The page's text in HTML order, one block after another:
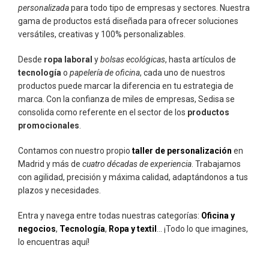
personalizadapara todo tipo de empresas y sectores. Nuestra
gama de productos está diseñada para ofrecer soluciones
versátiles, creativas y 100% personalizables.
Desde ropa laboral ybolsas ecológicas, hasta artículos de
tecnología o papelería de oficina, cada uno de nuestros
productos puede marcar la diferencia en tu estrategia de
marca. Con la confianza de miles de empresas, Sedisa se
consolida como referente en el sector de los productos
promocionales
Contamos con nuestro propio taller de personalización en
Madrid y más de cuatro décadas de experiencia . Trabajamos
con agilidad, precisión y máxima calidad, adaptándonos a tus
plazos y necesidades.
Entra y navega entre todas nuestras categorías: Oficina y
negocios, Tecnología, Ropa y textil
... ¡Todo lo que imagines,
lo encuentras aquí!